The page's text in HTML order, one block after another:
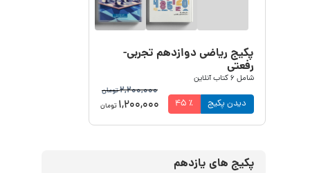
پکیج ریاضی دوازدهم تجربی-
رفعتی
شامل 6کتاب آنلاین
45 ٪ دیدن پکیج
2,200,000تومان
1,200,000 تومان
پکیج های یازدهم